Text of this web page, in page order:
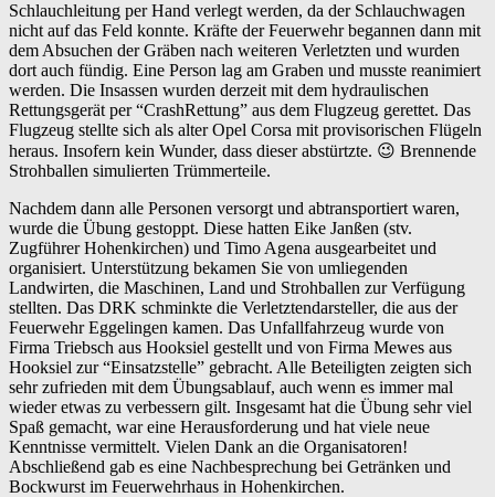
Schlauchleitung per Hand verlegt werden, da der Schlauchwagen
nicht auf das Feld konnte. Kräfte der Feuerwehr begannen dann mit
dem Absuchen der Gräben nach weiteren Verletzten und wurden
dort auch fündig. Eine Person lag am Graben und musste reanimiert
werden. Die Insassen wurden derzeit mit dem hydraulischen
Rettungsgerät per “CrashRettung” aus dem Flugzeug gerettet. Das
Flugzeug stellte sich als alter Opel Corsa mit provisorischen Flügeln
heraus. Insofern kein Wunder, dass dieser abstürtzte. 😉 Brennende
Strohballen simulierten Trümmerteile.
Nachdem dann alle Personen versorgt und abtransportiert waren,
wurde die Übung gestoppt. Diese hatten Eike Janßen (stv.
ZugführerHohenkirchen) und Timo Agena ausgearbeitet und
organisiert. Unterstützung bekamen Sie von umliegenden
Landwirten, die Maschinen, Land und Strohballen zur Verfügung
stellten. Das DRK schminkte die Verletztendarsteller, die aus der
Feuerwehr Eggelingen kamen. Das Unfallfahrzeug wurde von
Firma Triebsch aus Hooksiel gestellt und von Firma Mewes aus
Hooksiel zur “Einsatzstelle” gebracht. Alle Beteiligten zeigten sich
sehr zufrieden mit dem Übungsablauf, auch wenn es immer mal
wieder etwas zu verbessern gilt. Insgesamt hat die Übung sehr viel
Spaß gemacht, war eine Herausforderung und hat viele neue
Kenntnisse vermittelt. Vielen Dank an die Organisatoren!
Abschließend gab es eine Nachbesprechung bei Getränken und
Bockwurst im Feuerwehrhaus in Hohenkirchen.